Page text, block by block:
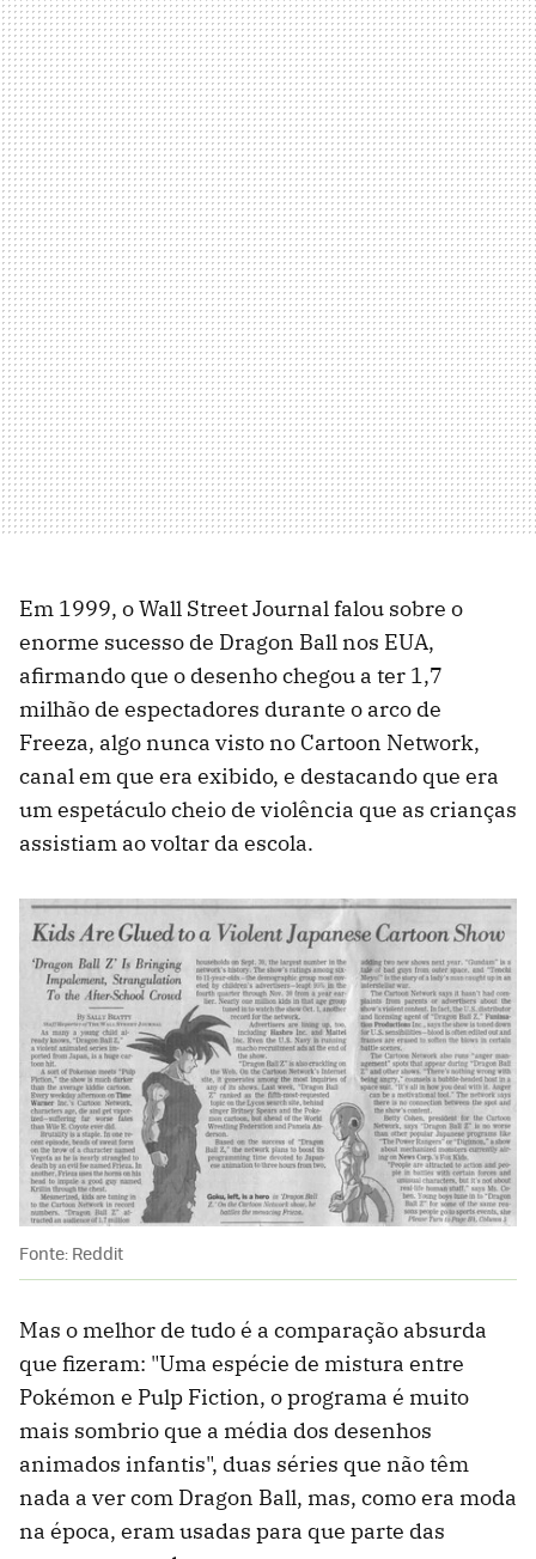
Em 1999, o Wall Street Journal falou sobre o
enorme sucesso de Dragon Ball nos EUA,
afirmando que o desenho chegou a ter 1,7
milhão de espectadores durante o arco de
Freeza, algo nunca visto no Cartoon Network,
canal em que era exibido, e destacando que era
um espetáculo cheio de violência que as crianças
assistiam ao voltar da escola.
Fonte: Reddit
Mas o melhor de tudo é a comparação absurda
que fizeram: "Uma espécie de mistura entre
Pokémon e Pulp Fiction, o programa é muito
mais sombrio que a média dos desenhos
animados infantis", duas séries que não têm
nada a ver com Dragon Ball, mas, como era moda
na época, eram usadas para que parte das